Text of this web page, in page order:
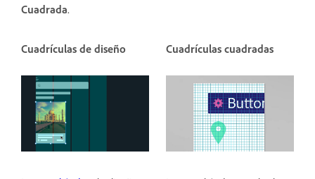
Cuadrada.
Cuadrículas de diseño Cuadrículas cuadradas